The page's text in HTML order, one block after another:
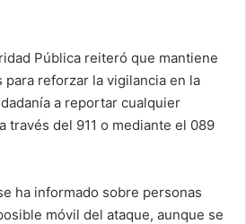
Pública reiteró que mantiene
reforzar la vigilancia en la
a reportar cualquier
través del 911 o mediante el 089
ha informado sobre personas
móvil del ataque, aunque se